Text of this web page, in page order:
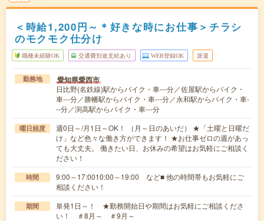
＜時給1,200円～＊好きな時にお仕事＞チラシ
のモクモク仕分け
職種未経験OK 交通費別途支給あり WEB登録OK 派遣
勤務地 愛知県愛西市
日比野(名鉄線)駅からバイク・車---分／佐屋駅からバイク・
車---分／勝幡駅からバイク・車---分／永和駅からバイク・車-
--分／渕高駅からバイク・車---分
曜日頻度
週0日～/月1日～OK！ （月～日のあいだ） ★「土曜と日曜だ
け」など色々な働き方ができます！ ★お仕事ゼロの週があっ
ても大丈夫。 働きたい日、お休みの希望はお気軽にご相談く
ださい！
時間
9:00～17:0010:00～19:00 など■ 他の時間帯もお気軽にご
相談ください！
期間
単発1日～！ ★勤務開始日や期間はお気軽にご相談くださ
い！ ＃8月～ ＃9月～